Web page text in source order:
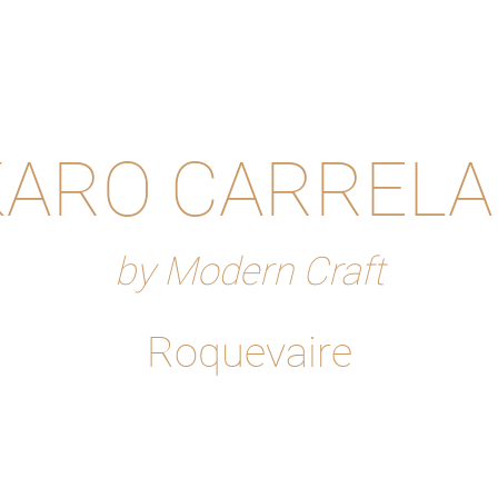
by Modern Craft
Roquevaire